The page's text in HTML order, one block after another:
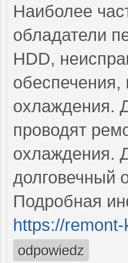
Наиболее
обладатели
HDD,
обеспечения,
охлаждения.
проводят
охлаждения.
долговечный
Подробная
https://
odpowiedz